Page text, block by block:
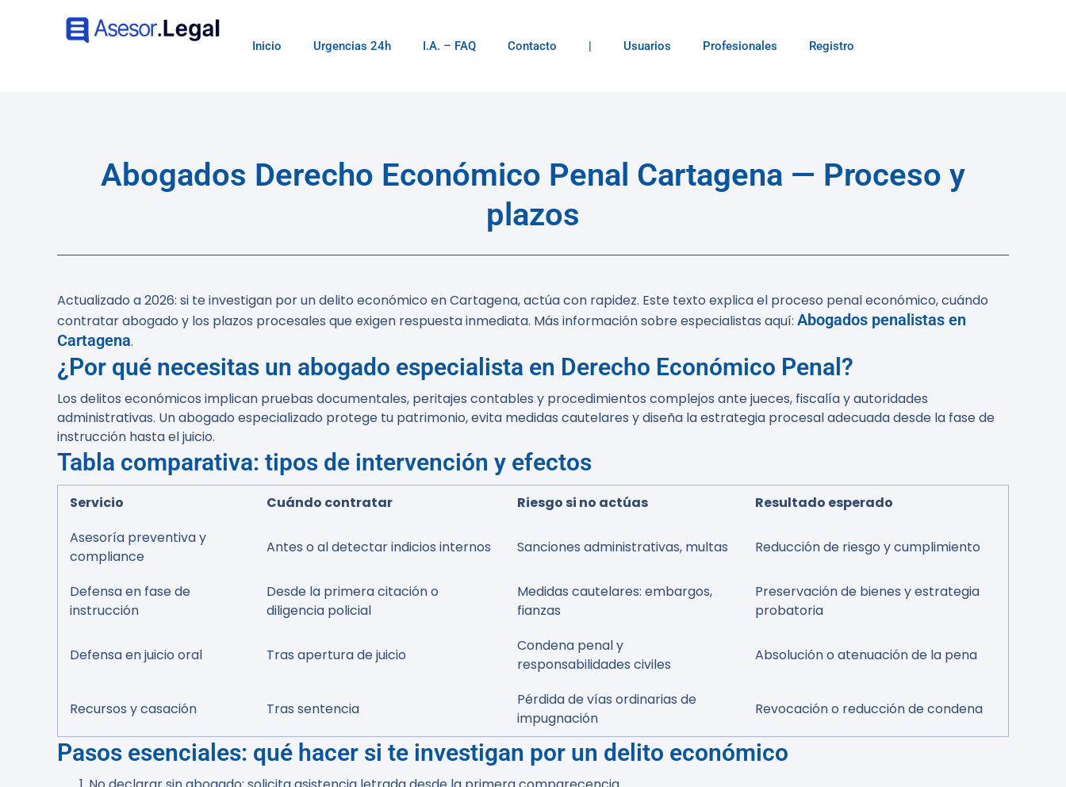
Inicio Urgencias 24h I.A. – FAQ Contacto | Usuarios Profesionales Registro
Abogados Derecho Económico Penal Cartagena — Proceso y
plazos
Actualizado a 2026: si te investigan por un delito económico en Cartagena, actúa con rapidez. Este texto explica el proceso penal económico, cuándo
contratar abogado y los plazos procesales que exigen respuesta inmediata. Más información sobre especialistas aquí: Abogados penalistas en
Cartagena.
¿Por qué necesitas un abogado especialista en Derecho Económico Penal?
Los delitos económicos implican pruebas documentales, peritajes contables y procedimientos complejos ante jueces, fiscalía y autoridades
administrativas. Un abogado especializado protege tu patrimonio, evita medidas cautelares y diseña la estrategia procesal adecuada desde la fase de
instrucción hasta el juicio.
Tabla comparativa: tipos de intervención y efectos
Servicio Cuándo contratar Riesgo si no actúas
Resultado esperado
Asesoría preventiva y
compliance
Antes o al detectar indicios internos Sanciones administrativas, multas Reducción de riesgo y cumplimiento
Defensa en fase de
instrucción
Desde la primera citación o
diligencia policial
Medidas cautelares: embargos,
fianzas
Preservación de bienes y estrategia
probatoria
Defensa en juicio oral Tras apertura de juicio
Condena penal y
responsabilidades civiles
Absolución o atenuación de la pena
Recursos y casación Tras sentencia
Pérdida de vías ordinarias de
impugnación
Revocación o reducción de condena
Pasos esenciales: qué hacer si te investigan por un delito económico